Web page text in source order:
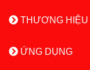
THƯƠNG HIỆU
ỨNG DỤNG